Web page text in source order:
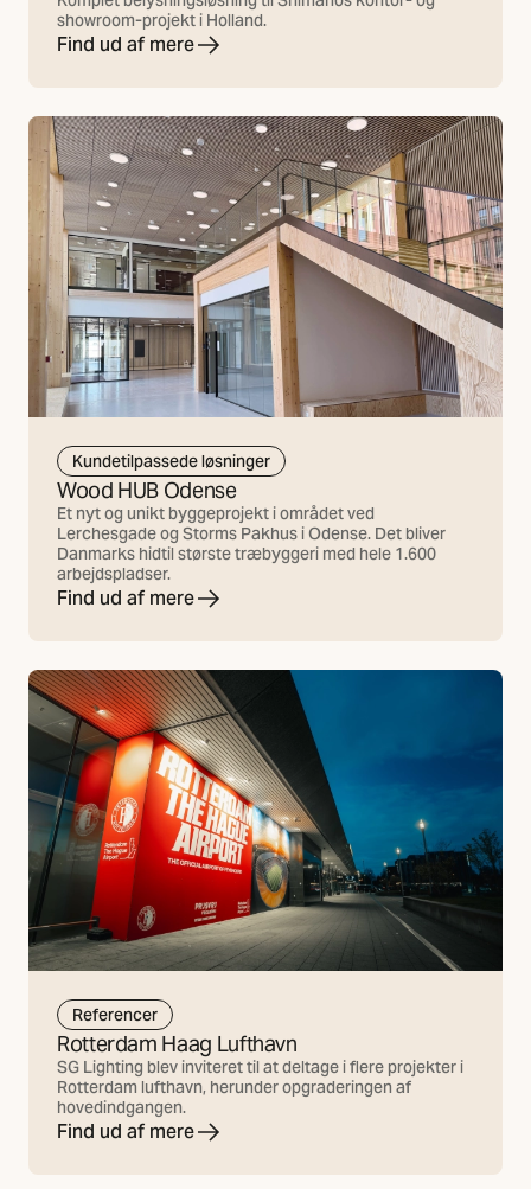
showroom-projekt i Holland.
Find ud af mere
Kundetilpassede løsninger
Wood HUB Odense
Et nyt og unikt byggeprojekt i området ved
Lerchesgade og Storms Pakhus i Odense. Det bliver
Danmarks hidtil største træbyggeri med hele 1.600
arbejdspladser.
Find ud af mere
Referencer
Rotterdam Haag Lufthavn
SG Lighting blev inviteret til at deltage i flere projekter i
Rotterdam lufthavn, herunder opgraderingen af
hovedindgangen.
Find ud af mere